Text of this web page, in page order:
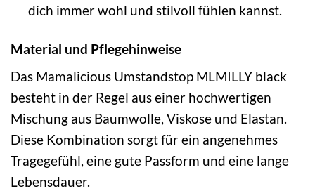
dich immer wohl und stilvoll fühlen kannst.
Material und Pflegehinweise
Das Mamalicious Umstandstop MLMILLY black
besteht in der Regel aus einer hochwertigen
Mischung aus Baumwolle, Viskose und Elastan.
Diese Kombination sorgt für ein angenehmes
Tragegefühl, eine gute Passform und eine lange
Lebensdauer.